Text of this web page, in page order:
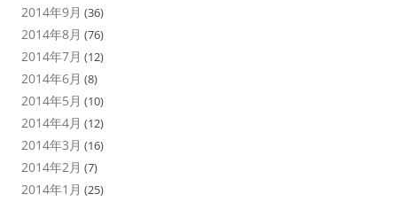
2014年9月 (36)
2014年8月 (76)
2014年7月 (12)
2014年6月 (8)
2014年5月 (10)
2014年4月 (12)
2014年3月 (16)
2014年2月 (7)
2014年1月 (25)